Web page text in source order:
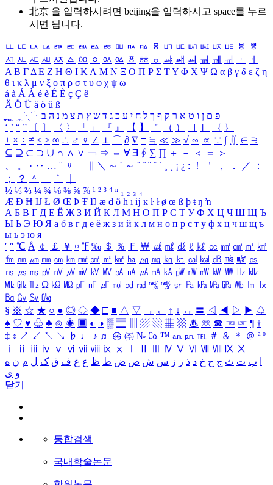
北京 을 입력하시려면 beijing을 입력하시고 space를 누르
시면 됩니다.
ㅥ ㅦ ㅧ ㅨ ㅩ ㅪ ㅫ ㅬ ㅭ ㅮ ㅯ ㅰ ㅱ ㅲ ㅳ ㅴ ㅵ ㅶ ㅷ ㅸ
ㅹ
ㅺ ㅻ ㅼ ㅽ ㅾ ㅿ ㆀ ㆁ ㆂ ㆃ ㆄ ㆅ ㆆ ㆇ ㆈ ㆉ ㆊ ㆋ ㆌ ㆍ
ㆎ
Α Β ΓΔ Ε Ζ Η Θ Ι ΚΛ Μ Ν Ξ Ο Π Ρ Σ ΤΥ Φ Χ Ψ Ω α β γ δ ε ζ η
θ ι κ λ μ ν ξ ο π ρ σ τ υ φ χ ψ ω
á à Á À é è É È ç Ç ê
Ä Ö Ü ä ö ü ß
ִֶֹ ֻּ ׁׂ פ ם ן ו ט א ר ק ף ך ל ח י ע כ ג ד ש ץ ת צ מ נ ה ב
‘ ’ “ ” 〔 〕 〈 〉 「 」 『 』 【 】 ＂ （ ） ［ ］ ｛ ｝
± × ÷ ≠ ≤ ≥ ∞ ∴ ♂ ♀ ∠ ⊥ ⌒ ∂ ∇ ≡ ≒ ≪ ≫ √ ∽ ∝ ∵ ∫ ∬ ∈ ∋
⊆ ⊇ ⊂ ⊃ ∪ ∩ ∧ ∨ ￢ ⇒ ⇔ ∀ ∃ ∮ ∑ ∏ ＋ － ＜ ＝
＞
、
。 · ‥ … ¨ 〃 ― ＼ ∼ ´ ～ ˇ ˘ ˝ ˚ ˙ ¸ ¡ ¿ ː ！ ＇ ， ． ／
：
；
？ ＾ ｀
½ ⅓ ⅔ ¼ ¾ ⅛ ⅜ ⅝ ⅞ ¹ ² ³ ⁴ ⁿ ₁ ₂ ₃ ₄
Æ Ð Ħ Ĳ Ł Ø Œ Þ Ŧ Ŋ æ đ ð ħ ı ĳ ĸ ŀ ł ø œ ß þ ŧ ŋ ŉ
А Б В Г Д Е Ё Ж З И Й К Л М Н О П Р С Т У Ф Х Ц Ч Ш Щ Ъ
Ы Ь Э Ю Я а б в г д е ё ж з и й к л м н о п р с т у ф х ц ч ш щ ъ
ы ь э ю я
′ ″ ℃ Å ￠ ￡ ￥ ¤ ℉ ‰ ＄ ％ Ｆ ￦ ㎕ ㎖ ㎗ ℓ ㎘ ㏄ ㎣ ㎤ ㎥ ㎦
㎙ ㎚ ㎛ ㎜ ㎝ ㎞ ㎟ ㎠ ㎡ ㎢ ㏊ ㎍ ㎎ ㎏ ㏏ ㎈ ㎉ ㏈ ㎧ ㎨ ㎰
㎱ ㎲ ㎳ ㎴ ㎵ ㎶ ㎷ ㎸ ㎹ ㎀ ㎁ ㎂ ㎃ ㎄ ㎺ ㎻ ㎽ ㎾ ㎿ ㎐ ㎑
㎒ ㎓ ㎔ Ω ㏀ ㏁ ㎊ ㎋ ㎌ ㏖ ㏅ ㎭ ㎮ ㎯ ㏛ ㎩ ㎪ ㎫ ㎬ ㏝ ㏐
㏓
㏃ ㏉ ㏜ ㏆
§ ※ ☆ ★ ○ ● ◎ ◇ ◆ □ ■ △ ▽ → ← ↑ ↓ ↔ 〓 ◁ ◀ ▷ ▶ ♤
♠ ♡ ♥ ♧ ♣ ⊙ ◈ ▣ ◐ ◑ ▒ ▤ ▨ ▧ ▦ ▩ ♨ ☏ ☎ ☜ ☞ ¶ †
‡ ↕ ↗ ↙ ↖ ↘ ♭ ♩ ♪ ♬ ㉿ ㈜ № ㏇ ™ ㏂ ㏘ ℡ ＃ ＆ ＊ ＠ ª º
ⅰ
ⅱ ⅲ ⅳ ⅴ ⅵ ⅶ ⅷ ⅸ ⅹ Ⅳ Ⅴ Ⅵ Ⅶ Ⅷ Ⅸ Ⅹ
ب ت ث ج ح خ د ذ ر ز س ش ص ض ط ظ ع غ ف ق ک ل م ن ه
و ی
닫기
통합검색
국내학술논문